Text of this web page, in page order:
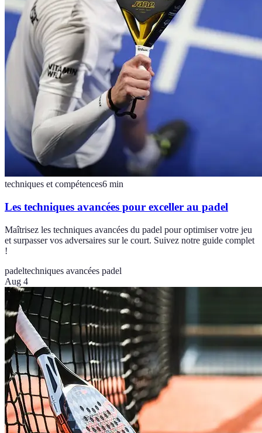
techniques et compétences6 min
Les techniques avancées pour exceller au padel
Maîtrisez les techniques avancées du padel pour optimiser votre jeu
et surpasser vos adversaires sur le court. Suivez notre guide complet
!
padeltechniques avancées padel
Aug 4